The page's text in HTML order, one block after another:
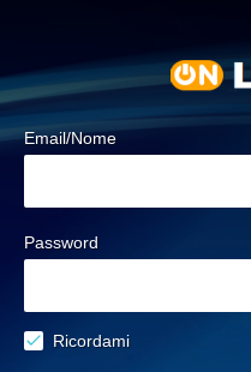
Email/Nome
Password
Ricordami